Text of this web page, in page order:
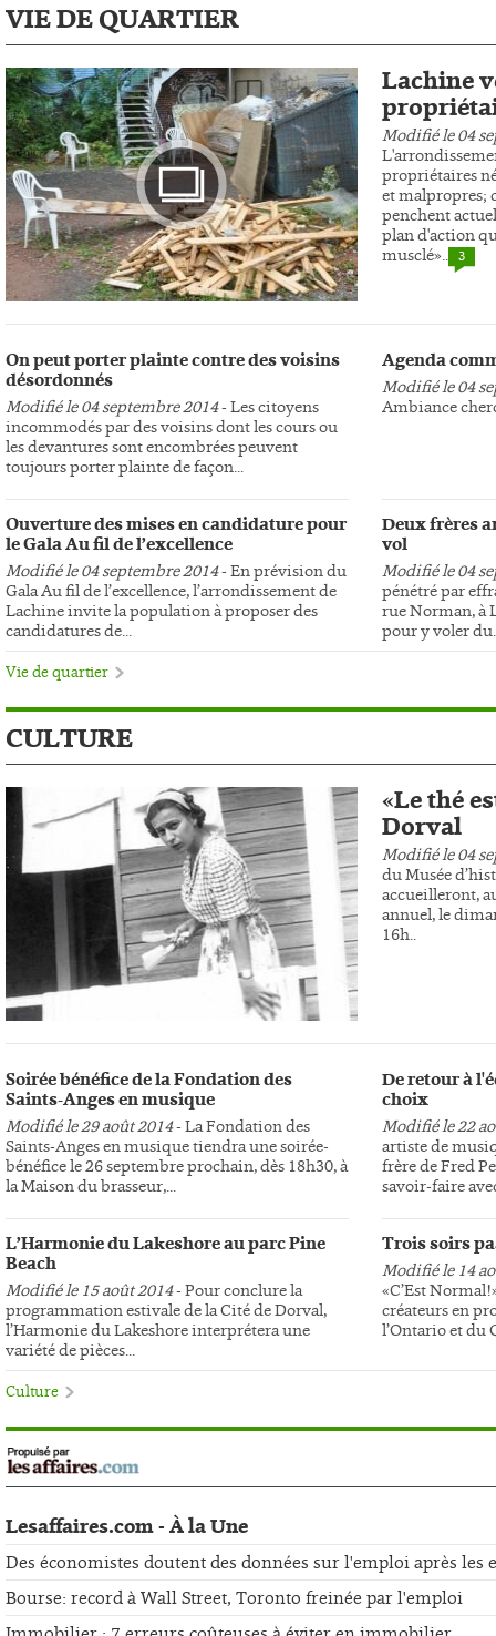
VIE DE QUARTIER
Lachine
Modifié le 04
propriétaires
et malpropres;
penchent
plan d'action
musclé».. 3
Photo
On peut porter plainte contre des voisins
désordonnés
Modifié le 04 septembre 2014- Les citoyens
incommodés par des voisins dont les cours ou
les devantures sont encombrées peuvent
toujours porter plainte de façon...
Ouverture des mises en candidature pour
le Gala Au fil de l’excellence
Modifié le 04 septembre 2014- En prévision du
Gala Au fil de l’excellence, l’arrondissement de
Lachine invite la population à proposer des
candidatures de...
Agenda
Modifié le 04
Ambiance
Deux frères
vol
Modifié le 04
pénétré par
rue Norman, à
pour y voler
Vie de quartier
CULTURE
«Le thé
Dorval
Modifié le 04
du Musée
accueilleront,
annuel, le
16h..
Soirée bénéfice de la Fondation des
Saints-Anges en musique
Modifié le 29 août 2014- La Fondation des
Saints-Anges en musique tiendra une soirée-
bénéfice le 26 septembre prochain, dès 18h30, à
la Maison du brasseur,...
L’Harmonie du Lakeshore au parc Pine
Beach
Modifié le 15 août 2014- Pour conclure la
programmation estivale de la Cité de Dorval,
l’Harmonie du Lakeshore interprétera une
variété de pièces...
De retour à
choix
Modifié le 22
artiste de
frère de Fred
savoir-faire
Trois soirs
Modifié le 14
«C’Est
créateurs en
l’Ontario et du
Culture
Lesaffaires.com - À la Une
Des économistes doutent des données sur l'emploi après
Bourse: record à Wall Street, Toronto freinée par l'emploi